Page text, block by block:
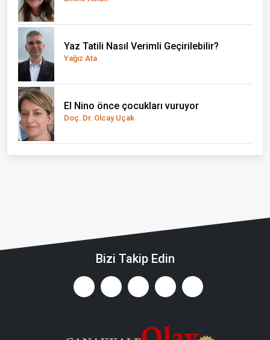
Yaz Tatili Nasıl Verimli Geçirilebilir?
Yağız Ata
El Nino önce çocukları vuruyor
Doç. Dr. Olcay Uçak
Bizi Takip Edin